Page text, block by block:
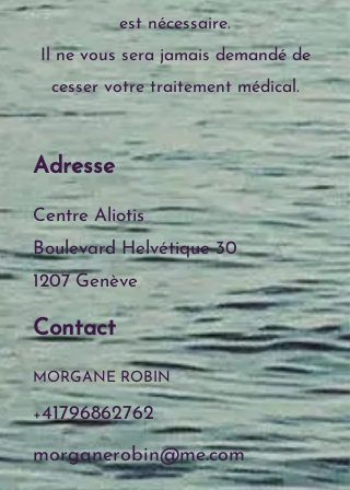
est nécessaire.
Il ne vous sera jamais demandé de
cesser votre traitement médical.
Adresse
Centre Aliotis
Boulevard Helvétique 30
1207 Genève
Contact
MORGANE ROBIN
+41796862762
morganerobin@me.com